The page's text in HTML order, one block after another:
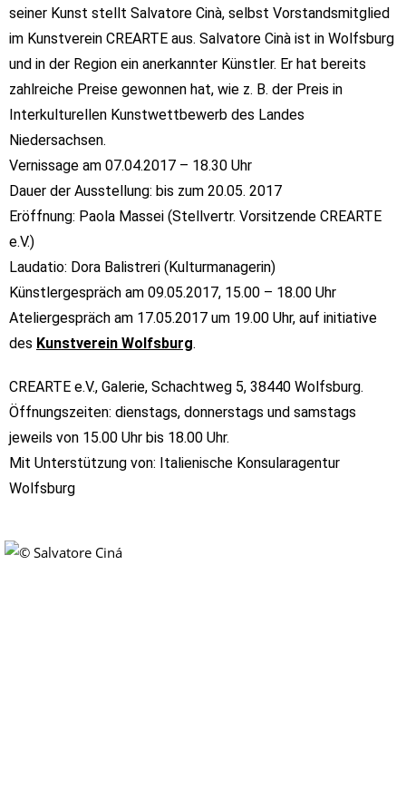
seiner Kunst stellt Salvatore Cinà, selbst Vorstandsmitglied
im Kunstverein CREARTE aus. Salvatore Cinà ist in Wolfsburg
und in der Region ein anerkannter Künstler. Er hat bereits
zahlreiche Preise gewonnen hat, wie z. B. der Preis in
Interkulturellen Kunstwettbewerb des Landes
Niedersachsen.
Vernissage am 07.04.2017 – 18.30 Uhr
Dauer der Ausstellung: bis zum 20.05. 2017
Eröffnung: Paola Massei (Stellvertr. Vorsitzende CREARTE
e.V.)
Laudatio: Dora Balistreri (Kulturmanagerin)
Künstlergespräch am 09.05.2017, 15.00 – 18.00 Uhr
Ateliergespräch am 17.05.2017 um 19.00 Uhr, auf initiative
des Kunstverein Wolfsburg.
CREARTE e.V., Galerie, Schachtweg 5, 38440 Wolfsburg.
Öffnungszeiten: dienstags, donnerstags und samstags
jeweils von 15.00 Uhr bis 18.00 Uhr.
Mit Unterstützung von: Italienische Konsularagentur
Wolfsburg